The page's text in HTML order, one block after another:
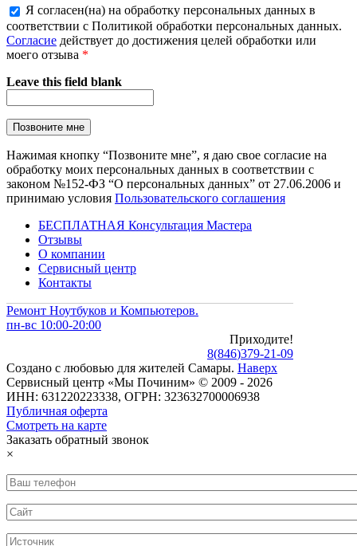
Я согласен(на) на обработку персональных данных в
соответствии с Политикой обработки персональных данных.
Согласие действует до достижения целей обработки или
моего отзыва *
Leave this field blank
Нажимая кнопку “Позвоните мне”, я даю свое согласие на
обработку моих персональных данных в соответствии с
законом №152-ФЗ “О персональных данных” от 27.06.2006 и
принимаю условия Пользовательского соглашения
БЕСПЛАТНАЯ Консультация Мастера
Отзывы
О компании
Сервисный центр
Контакты
Ремонт Ноутбуков и Компьютеров.
пн-вс 10:00-20:00
Приходите!
8(846)379-21-09
Создано с любовью для жителей Самары. Наверх
Сервисный центр «Мы Починим» © 2009 - 2026
ИНН: 631220223338, ОГРН: 323632700006938
Публичная оферта
Смотреть на карте
Заказать обратный звонок
×